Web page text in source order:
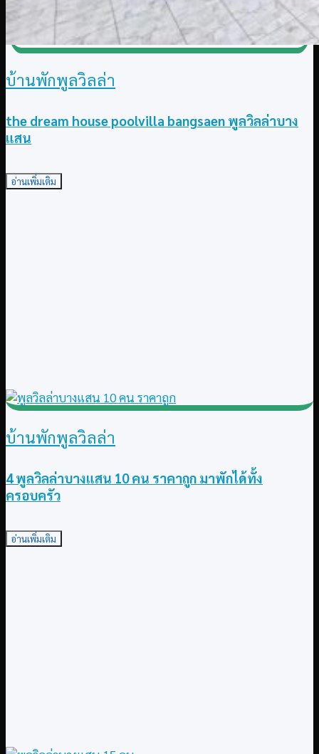
บ้านพักพูลวิลล่า
the dream house poolvilla bangsaen พูลวิลล่าบาง
แสน
อ่านเพิ่มเติม
บ้านพักพูลวิลล่า
4 พูลวิลล่าบางแสน 10 คน ราคาถูก มาพักได้ทั้ง
ครอบครัว
อ่านเพิ่มเติม